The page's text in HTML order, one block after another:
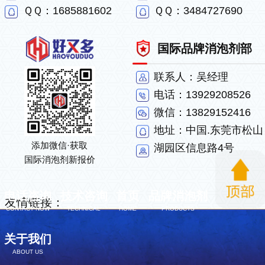
添加微信·获取
国际消泡剂新报价
国际品牌消泡剂部
联系人：吴经理
电话：13929208526
微信：13829152416
地址：中国.东莞市松山
湖园区信息路4号
ＱＱ：1685881602
ＱＱ：3484727690
友情链接：
网站版权所有：东莞市好又多新材料有限公司
粤ICP
备18052092号
电话咨询
CONTACT NOW TECHNICAL HOME PRODUCTS
关于我们
ABOUT US